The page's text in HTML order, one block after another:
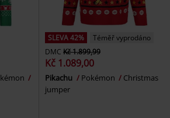
SLEVA 42%
Téměř vyprodáno
DMC Kč 1.899,99
Kč 1.089,00
Pikachu Pokémon
Christmas
jumper